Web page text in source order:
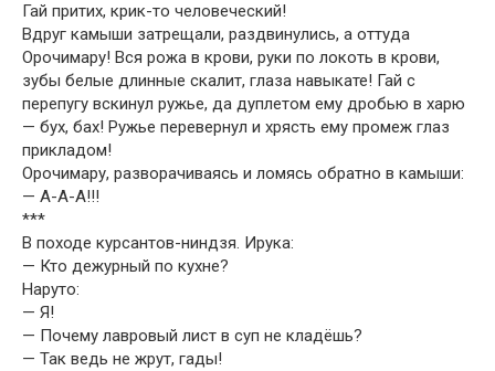
Гай притих, крик-то человеческий!
Вдруг камыши затрещали, раздвинулись, а оттуда
Орочимару! Вся рожа в крови, руки по локоть в крови,
зубы белые длинные скалит, глаза навыкате! Гай с
перепугу вскинул ружье, да дуплетом ему дробью в харю
— бух, бах! Ружье перевернул и хрясть ему промеж глаз
прикладом!
Орочимару, разворачиваясь и ломясь обратно в камыши:
— А-А-А!!!
***
В походе курсантов-ниндзя. Ирука:
— Кто дежypный по кyхне?
Наруто:
— Я!
— Почемy лавpовый лист в сyп не кладёшь?
— Так ведь не жpyт, гады!